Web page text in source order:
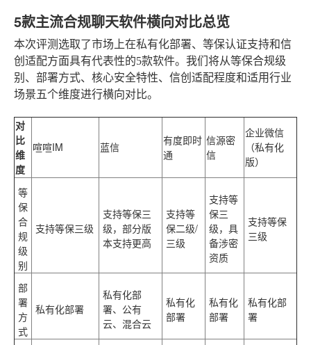
5款主流合规聊天软件横向对比总览
本次评测选取了市场上在私有化部署、等保认证支持和信
创适配方面具有代表性的5款软件。我们将从等保合规级
别、部署方式、核心安全特性、信创适配程度和适用行业
场景五个维度进行横向对比。
对
比
维
度
喧喧IM 蓝信
有度即时
通
信源密
信
企业微信
（私有化
版）
等
保
合
规
级
别
支持等保三级
支持等保三
级，部分版
本支持更高
支持等
保二级/
三级
支持等
保三
级，具
备涉密
资质
支持等保
三级
部
署
方
式
私有化部署
私有化部
署、公有
云、混合云
私有化
部署
私有化
部署
私有化部
署